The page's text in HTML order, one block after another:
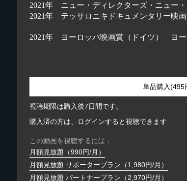
2021年 ニュー・ディレクターズ・ニュー
2021年 テッサロニキドキュメンタリー映
2021年 ヨーロッパ映画賞（ドイツ） ヨー
単品購入(495
視聴期限は購入後7日間です。
購入済の方は、ログインすると視聴できます
この動画を視聴するには：
月額見放題（990円/月）
月額見放題 サポータープラン（1,980円/月）
月額見放題 パートナープラン（2,970円/月）